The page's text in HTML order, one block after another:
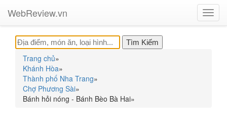
WebReview.vn
Trang chủ»
Khánh Hòa»
Thành phố Nha Trang»
Chợ Phương Sài»
Bánh hỏi nóng - Bánh Bèo Bà Hai»